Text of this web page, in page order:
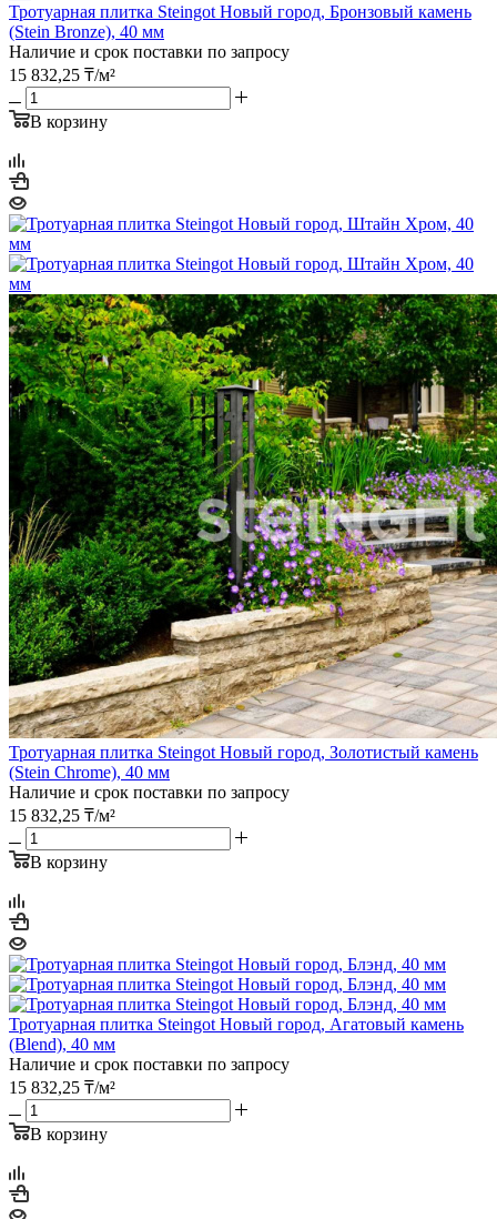
Тротуарная плитка Steingot Новый город, Бронзовый камень
(Stein Bronze), 40 мм
Наличие и срок поставки по запросу
15 832,25 ₸/м²
В корзину
Тротуарная плитка Steingot Новый город, Золотистый камень
(Stein Chrome), 40 мм
Наличие и срок поставки по запросу
15 832,25 ₸/м²
В корзину
Тротуарная плитка Steingot Новый город, Агатовый камень
(Blend), 40 мм
Наличие и срок поставки по запросу
15 832,25 ₸/м²
В корзину